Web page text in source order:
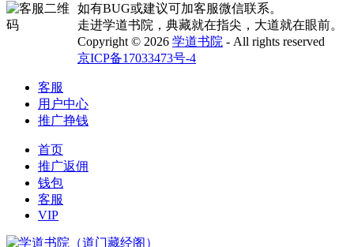
如有BUG或建议可加客服微信联系。
走进学道书院，典藏就在指尖，大道就在眼前。
Copyright © 2026 学道书院 - All rights reserved
京ICP备17033473号-4
客服
用户中心
推广挣钱
首页
推广返佣
钱包
客服
VIP